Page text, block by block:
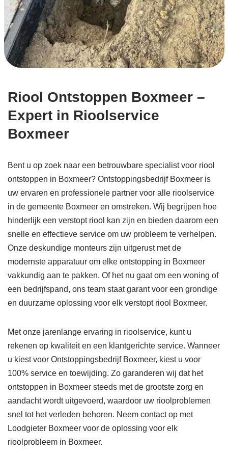
Riool Ontstoppen Boxmeer –
Expert in Rioolservice
Boxmeer
Bent u op zoek naar een betrouwbare specialist voor riool
ontstoppen in Boxmeer? Ontstoppingsbedrijf Boxmeer is
uw ervaren en professionele partner voor alle rioolservice
in de gemeente Boxmeer en omstreken. Wij begrijpen hoe
hinderlijk een verstopt riool kan zijn en bieden daarom een
snelle en effectieve service om uw probleem te verhelpen.
Onze deskundige monteurs zijn uitgerust met de
modernste apparatuur om elke ontstopping in Boxmeer
vakkundig aan te pakken. Of het nu gaat om een woning of
een bedrijfspand, ons team staat garant voor een grondige
en duurzame oplossing voor elk verstopt riool Boxmeer.
Met onze jarenlange ervaring in rioolservice, kunt u
rekenen op kwaliteit en een klantgerichte service. Wanneer
u kiest voor Ontstoppingsbedrijf Boxmeer, kiest u voor
100% service en toewijding. Zo garanderen wij dat het
ontstoppen in Boxmeer steeds met de grootste zorg en
aandacht wordt uitgevoerd, waardoor uw rioolproblemen
snel tot het verleden behoren. Neem contact op met
Loodgieter Boxmeer voor de oplossing voor elk
rioolprobleem in Boxmeer.